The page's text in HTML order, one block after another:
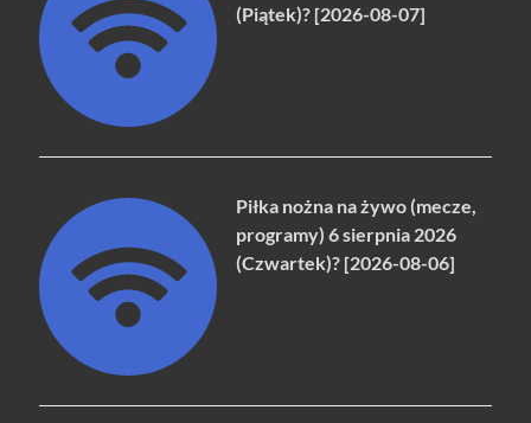
(Piątek)? [2026-08-07]
Piłka nożna na żywo (mecze,
programy) 6 sierpnia 2026
(Czwartek)? [2026-08-06]